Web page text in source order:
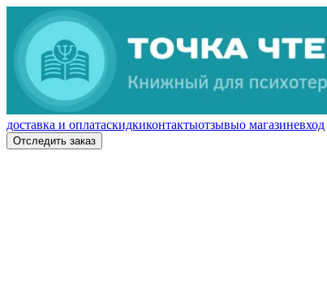
доставка и оплатаскидкиконтактыотзывыо магазиневход
Отследить заказ